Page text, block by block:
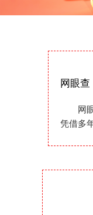
网眼查
网
凭借多